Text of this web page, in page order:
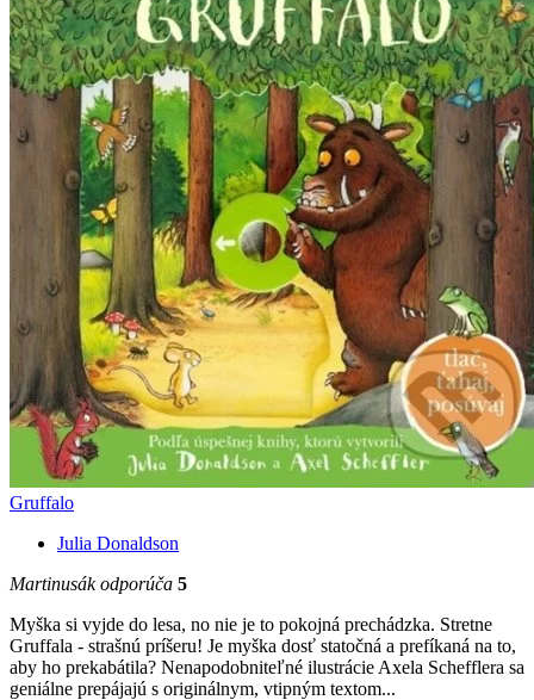
Gruffalo
Julia Donaldson
Martinusák odporúča 5
Myška si vyjde do lesa, no nie je to pokojná prechádzka. Stretne
Gruffala - strašnú príšeru! Je myška dosť statočná a prefíkaná na to,
aby ho prekabátila? Nenapodobniteľné ilustrácie Axela Schefflera sa
geniálne prepájajú s originálnym, vtipným textom...